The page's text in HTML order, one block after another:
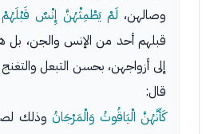
وصالهن، لَمْ يَطْمِثْهُنَّ إِنْسٌ
قبلهم أحد من الإنس والجن، بل
إلى أزواجهن، بحسن التبعل والتغنج
قال:
كَأَنَّهُنَّ الْيَاقُوتُ وَالْمَرْجَانُ وذلك